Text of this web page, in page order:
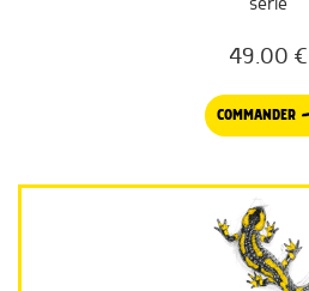
série
49.00 €
COMMANDER